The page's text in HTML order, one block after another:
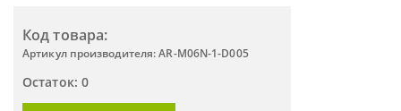
Код товара:
Артикул производителя: AR-M06N-1-D005
Остаток: 0